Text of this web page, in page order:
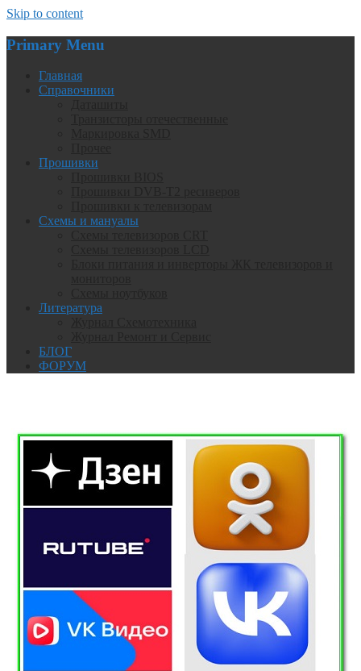
Skip to content
Primary Menu
Главная
Справочники
Прошивки
Схемы и мануалы
Литература
БЛОГ
ФОРУМ